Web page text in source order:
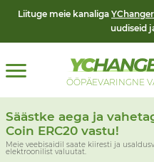
Liituge meie kanaliga
uudiseid
ÖÖPÄEVARINGNE
Säästke aega ja
Coin ERC20 vastu!
Meie veebisaidil saate kiiresti ja
elektroonilist valuutat.